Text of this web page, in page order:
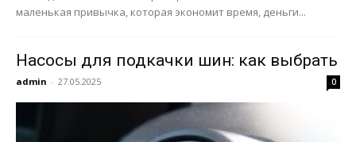
маленькая привычка, которая экономит время, деньги...
Насосы для подкачки шин: как выбрать
admin - 27.05.2025 0